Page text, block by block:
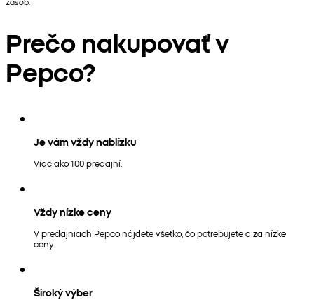
Prečo nakupovať v
Pepco?
Je vám vždy nablízku
Viac ako 100 predajní.
Vždy nízke ceny
V predajniach Pepco nájdete všetko, čo potrebujete a za nízke
ceny.
Široký výber